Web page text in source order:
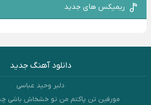
ریمیکس های جدید
دانلود آهنگ جدید
دلبر وحید عباسی
مورفین تن پاکتم من تو خشخاش باشی